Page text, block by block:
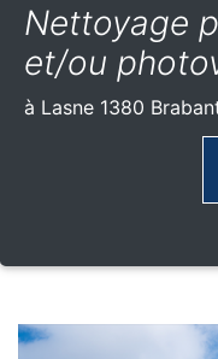
Nettoyage
et/ou
à Lasne 1380